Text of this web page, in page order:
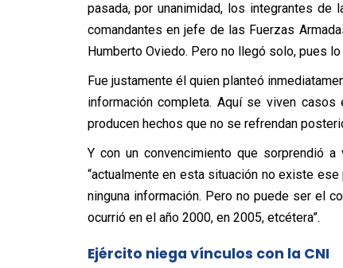
pasada, por unanimidad, los integrantes
comandantes en jefe de las Fuerzas
Humberto Oviedo. Pero no llegó solo, pues
Fue justamente él quien planteó
información completa. Aquí se viven
producen hechos que no se refrendan
Y con un convencimiento que sorprendió
“actualmente en esta situación no existe
ninguna información. Pero no puede ser el
ocurrió en el año 2000, en 2005, etcétera”.
Ejército niega vínculos con la CNI